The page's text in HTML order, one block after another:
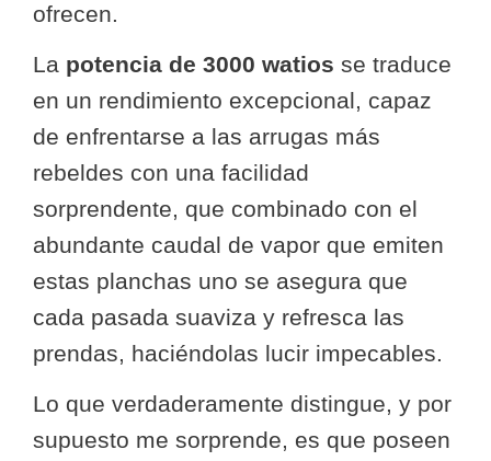
ofrecen.
La potencia de 3000 watios se traduce
en un rendimiento excepcional, capaz
de enfrentarse a las arrugas más
rebeldes con una facilidad
sorprendente, que combinado con el
abundante caudal de vapor que emiten
estas planchas uno se asegura que
cada pasada suaviza y refresca las
prendas, haciéndolas lucir impecables.
Lo que verdaderamente distingue, y por
supuesto me sorprende, es que poseen